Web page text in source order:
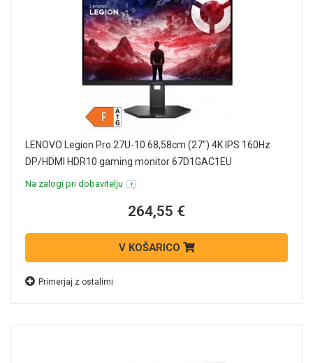
LENOVO Legion Pro 27U-10 68,58cm (27") 4K IPS 160Hz
DP/HDMI HDR10 gaming monitor 67D1GAC1EU
Na zalogi pri dobavitelju
264,55 €
V KOŠARICO
Primerjaj z ostalimi